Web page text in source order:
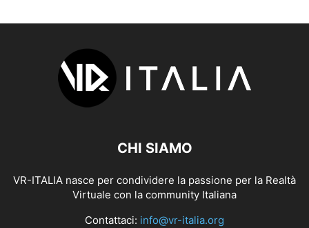
CHI SIAMO
VR-ITALIA nasce per condividere la passione per la Realtà
Virtuale con la community Italiana
Contattaci: info@vr-italia.org